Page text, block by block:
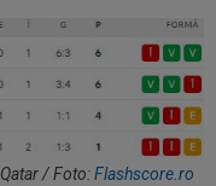
/ Foto:Flashscore.ro